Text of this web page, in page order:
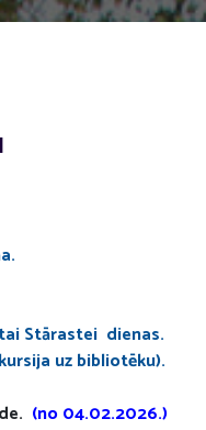
Stārastei dienas.
uz bibliotēku).
(no 04.02.2026.)